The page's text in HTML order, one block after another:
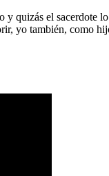
quizás el sacerdote
yo también, como